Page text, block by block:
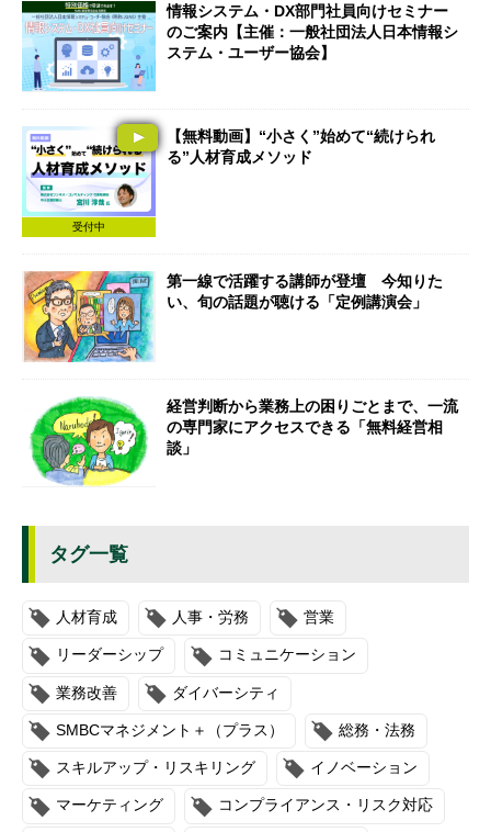
情報システム・DX部門社員向けセミナー
のご案内【主催：一般社団法人日本情報シ
ステム・ユーザー協会】
受付中
【無料動画】“小さく”始めて“続けられ
る”人材育成メソッド
第一線で活躍する講師が登壇 今知りた
い、旬の話題が聴ける「定例講演会」
経営判断から業務上の困りごとまで、一流
の専門家にアクセスできる「無料経営相
談」
タグ一覧
人材育成 人事・労務 営業
リーダーシップ コミュニケーション
業務改善 ダイバーシティ
SMBCマネジメント＋（プラス） 総務・法務
スキルアップ・リスキリング イノベーション
マーケティング コンプライアンス・リスク対応